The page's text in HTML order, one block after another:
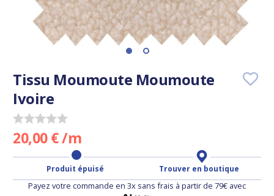
Tissu Moumoute Moumoute
Ivoire
20,00 € /m
Produit épuisé Trouver en boutique
Payez votre commande en 3x sans frais à partir de 79€ avec